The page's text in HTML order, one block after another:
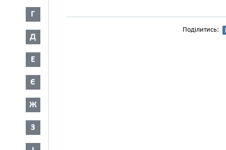
Г
Д
Е
Є
Ж
З
Поділитись: